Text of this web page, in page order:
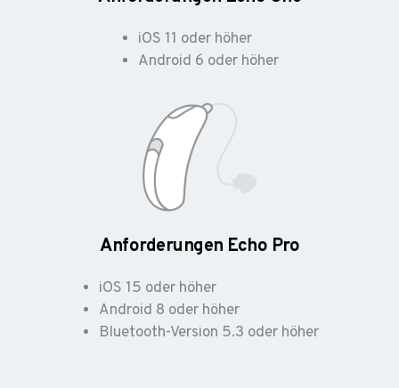
iOS 11 oder höher
Android 6 oder höher
Anforderungen Echo Pro
iOS 15 oder höher
Android 8 oder höher
Bluetooth-Version 5.3 oder höher